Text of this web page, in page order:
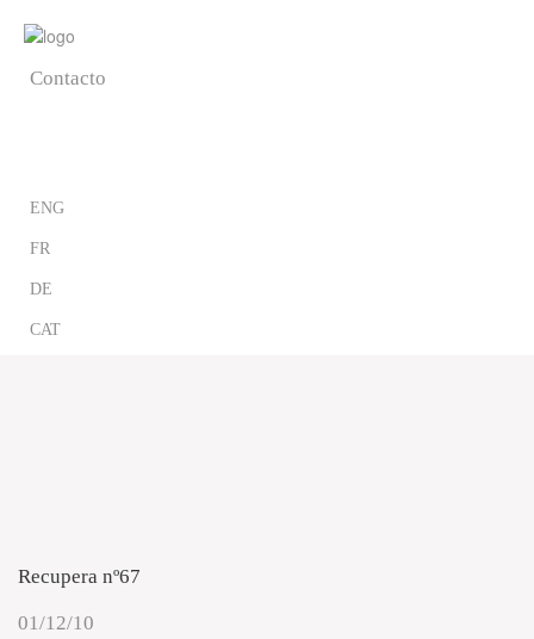
Blog
Contacto
ENG
FR
DE
CAT
Recupera nº67
01/12/10